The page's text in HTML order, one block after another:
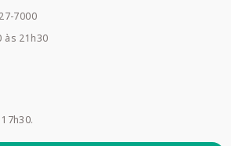
7000
às 21h30